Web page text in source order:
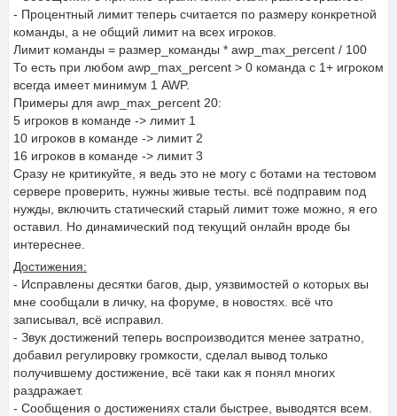
- Процентный лимит теперь считается по размеру конкретной
команды, а не общий лимит на всех игроков.
Лимит команды = размер_команды * awp_max_percent / 100
То есть при любом awp_max_percent > 0 команда с 1+ игроком
всегда имеет минимум 1 AWP.
Примеры для awp_max_percent 20:
5 игроков в команде -> лимит 1
10 игроков в команде -> лимит 2
16 игроков в команде -> лимит 3
Сразу не критикуйте, я ведь это не могу с ботами на тестовом
сервере проверить, нужны живые тесты. всё подправим под
нужды, включить статический старый лимит тоже можно, я его
оставил. Но динамический под текущий онлайн вроде бы
интереснее.
Достижения:
- Исправлены десятки багов, дыр, уязвимостей о которых вы
мне сообщали в личку, на форуме, в новостях. всё что
записывал, всё исправил.
- Звук достижений теперь воспроизводится менее затратно,
добавил регулировку громкости, сделал вывод только
получившему достижение, всё таки как я понял многих
раздражает.
- Сообщения о достижениях стали быстрее, выводятся всем.